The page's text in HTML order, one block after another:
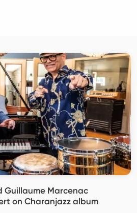
Guillaume Marcenac
on Charanjazz album